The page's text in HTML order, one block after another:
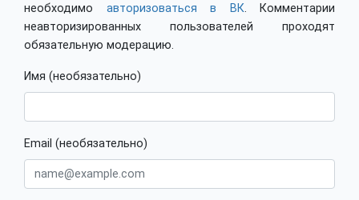
необходимо авторизоваться в ВК. Комментарии
неавторизированных пользователей проходят
обязательную модерацию.
Имя (необязательно)
Email (необязательно)